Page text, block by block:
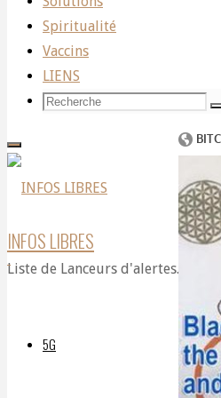
Spiritualité
Vaccins
LIENS
Recherche
Recherche
INFOS LIBRES
Liste de Lanceurs d'alertes.
5G
Par
(CLICK ON IMAGE) :